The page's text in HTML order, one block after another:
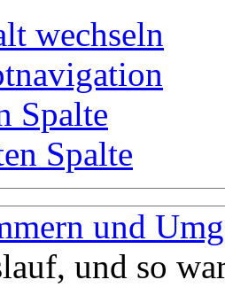
wechseln
Spalte
Spalte
und
und so